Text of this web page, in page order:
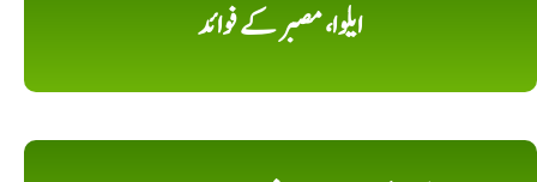
ایلوا، مصبر کے فوائد